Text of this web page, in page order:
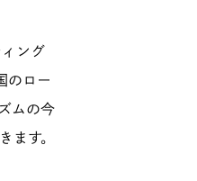
ング
のロー
ムの今
ます。